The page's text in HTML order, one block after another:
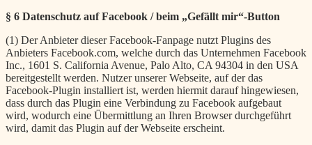
§ 6 Datenschutz auf Facebook / beim „Gefällt mir“-Button
(1) Der Anbieter dieser Facebook-Fanpage nutzt Plugins des
Anbieters Facebook.com, welche durch das Unternehmen Facebook
Inc., 1601 S. California Avenue, Palo Alto, CA 94304 in den USA
bereitgestellt werden. Nutzer unserer Webseite, auf der das
Facebook-Plugin installiert ist, werden hiermit darauf hingewiesen,
dass durch das Plugin eine Verbindung zu Facebook aufgebaut
wird, wodurch eine Übermittlung an Ihren Browser durchgeführt
wird, damit das Plugin auf der Webseite erscheint.